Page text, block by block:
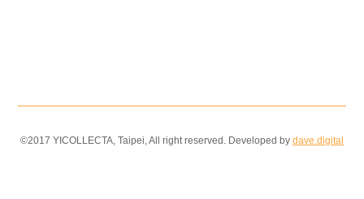
©2017 YICOLLECTA, Taipei, All right reserved. Developed by dave.digital